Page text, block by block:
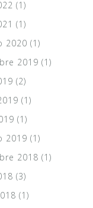
(1)
(1)
2020 (1)
2019 (1)
(2)
(1)
(1)
2019 (1)
2018 (1)
(3)
(1)